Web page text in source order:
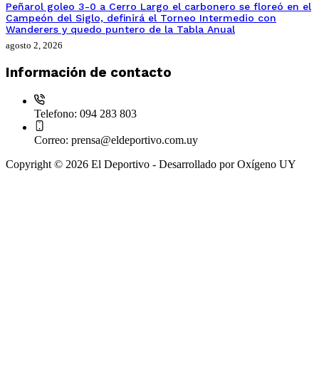
Peñarol goleo 3-0 a Cerro Largo el carbonero se floreó en el
Campeón del Siglo, definirá el Torneo Intermedio con
Wanderers y quedo puntero de la Tabla Anual
agosto 2, 2026
Información de contacto
Telefono: 094 283 803
Correo: prensa@eldeportivo.com.uy
Copyright © 2026 El Deportivo - Desarrollado por Oxígeno UY